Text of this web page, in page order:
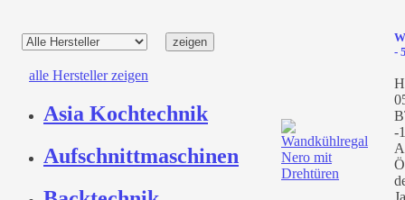
alle Hersteller zeigen
Asia Kochtechnik
Aufschnittmaschinen
-
-